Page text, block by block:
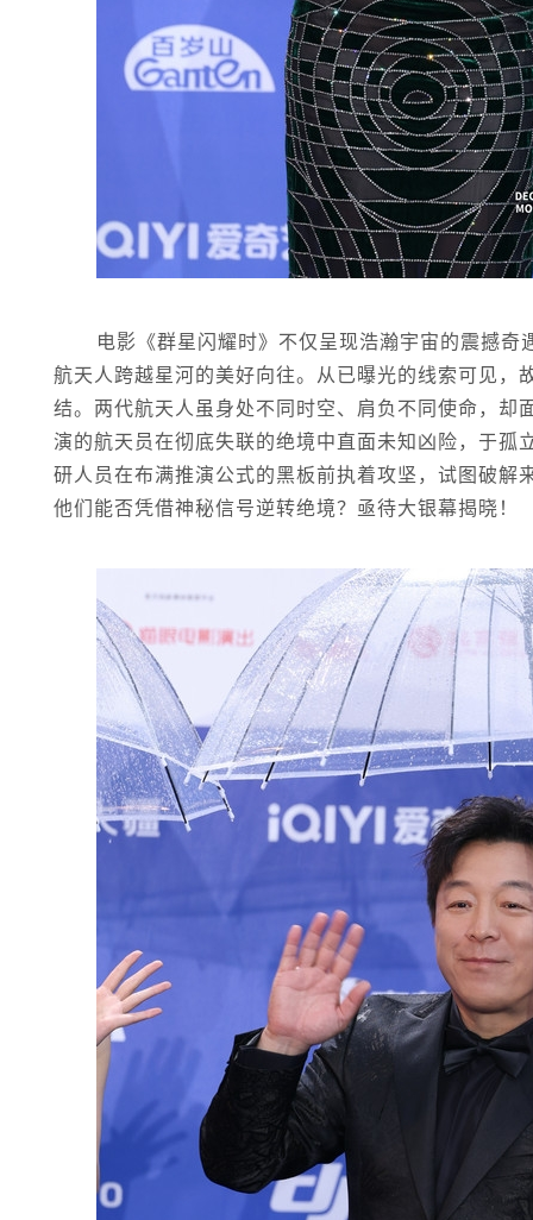
电影《群星闪耀时》不仅呈现浩瀚宇宙的震撼
航天人跨越星河的美好向往。从已曝光的线索可见
结。两代航天人虽身处不同时空、肩负不同使命，
演的航天员在彻底失联的绝境中直面未知凶险，于
研人员在布满推演公式的黑板前执着攻坚，试图破
他们能否凭借神秘信号逆转绝境？亟待大银幕揭晓！